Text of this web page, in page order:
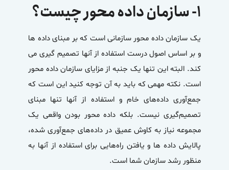
۱- سازمان داده محور چیست؟
یک سازمان داده محور سازمانی است که بر مبنای داده ها
و بر اساس اصول درست استفاده از آنها تصمیم گیری می
کند. البته این تنها یک جنبه از مزایای سازمان داده محور
است. نکته مهمی که باید به آن توجه کنید این است که
جمع‌آوری داده‌های خام و استفاده از آنها تنها مبنای
تصمیم‌گیری نیست. بلکه داده محور بودن واقعی یک
مجموعه نیاز به کاوش عمیق‌ در داده‌های جمع‌آوری شده،
پالایش داده ها و یافتن راه‌هایی برای استفاده از آنها به
منظور رشد سازمان شما است.